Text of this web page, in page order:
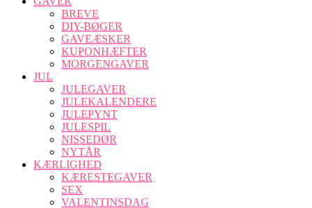
BREVE
DIY-BØGER
GAVEÆSKER
KUPONHÆFTER
MORGENGAVER
JUL
JULEGAVER
JULEKALENDERE
JULEPYNT
JULESPIL
NISSEDØR
NYTÅR
KÆRLIGHED
KÆRESTEGAVER
SEX
VALENTINSDAG